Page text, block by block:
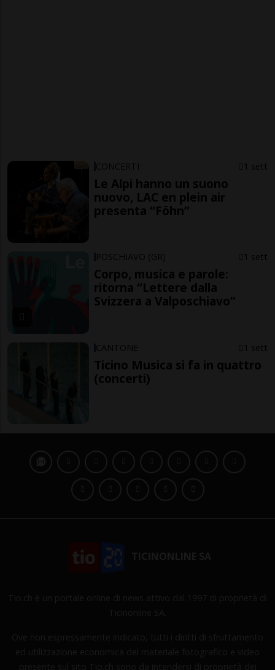
CONCERTI 1 sett
Le Alpi hanno un suono
nuovo, LAC en plein air
presenta “Föhn”
POSCHIAVO (GR) 1 sett
Corpo, musica e parole:
ritorna “Lettere dalla
Svizzera a Valposchiavo”
CANTONE 1 sett
Ticino Musica si fa in quattro
(concerti)